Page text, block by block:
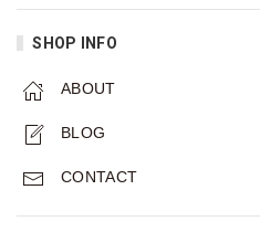
SHOP INFO
ABOUT
BLOG
CONTACT